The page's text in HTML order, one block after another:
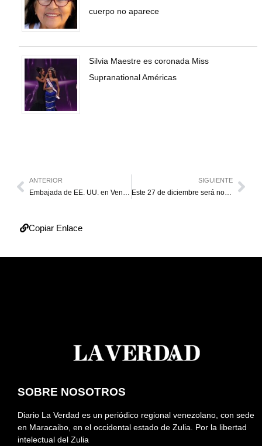
cuerpo no aparece
Silvia Maestre es coronada Miss
Supranational Américas
ANTERIOR
Embajada de EE. UU. en Venezuela exige atención médica adecuada a presas políticas
SIGUIENTE
Este 27 de diciembre será no laborable en Cabimas por festividades de San Benito
Copiar Enlace
SOBRE NOSOTROS
Diario La Verdad es un periódico regional venezolano, con sede
en Maracaibo, en el occidental estado de Zulia. Por la libertad
intelectual del Zulia